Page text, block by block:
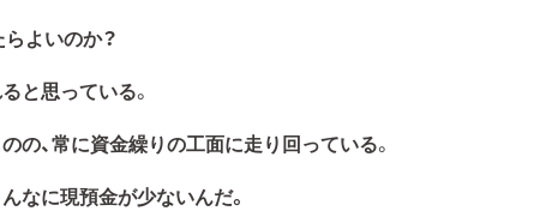
よいのか？
と思っている。
の、常に資金繰りの工面に走り回っている。
なに現預金が少ないんだ。